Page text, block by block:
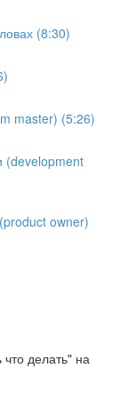
(8:30)
master) (5:26)
(development
owner)
делать" на